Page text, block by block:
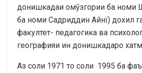
донишкадаи омӯзгории ба номи
ба номи Садриддин Айнї) дохил
факултет- педагогика ва
географияи ин донишкадаро
Аз соли 1971 то соли 1995 ба